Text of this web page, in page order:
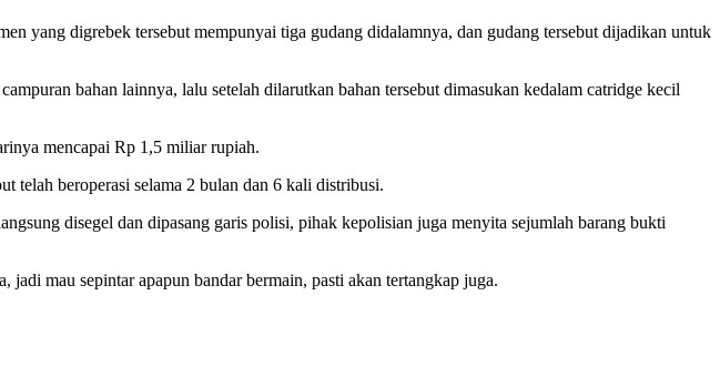
yang digrebek tersebut mempunyai tiga gudang didalamnya, dan gudang tersebut dijadikan untuk
bahan lainnya, lalu setelah dilarutkan bahan tersebut dimasukan kedalam catridge kecil
mencapai Rp 1,5 miliar rupiah.
telah beroperasi selama 2 bulan dan 6 kali distribusi.
disegel dan dipasang garis polisi, pihak kepolisian juga menyita sejumlah barang bukti
mau sepintar apapun bandar bermain, pasti akan tertangkap juga.